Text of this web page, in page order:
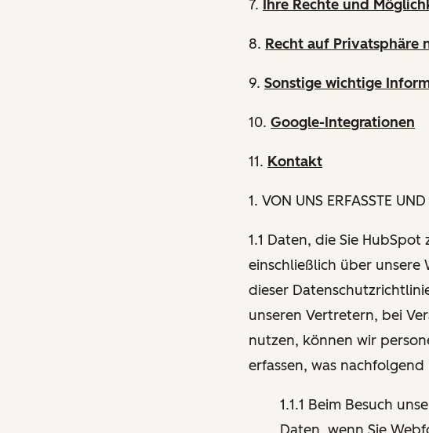
7. Ihre Rechte und
8. Recht auf Privatsphäre
9. Sonstige wichtige
10. Google-Integrationen
11. Kontakt
1. VON UNS ERFASSTE
1.1 Daten, die Sie
einschließlich über unsere
dieser
unseren Vertretern, bei
nutzen, können wir
erfassen, was
1.1.1 Beim Besuch